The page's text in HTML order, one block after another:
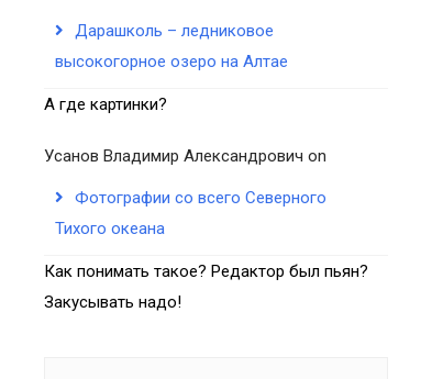
Дарашколь – ледниковое
высокогорное озеро на Алтае
А где картинки?
Усанов Владимир Александрович on
Фотографии со всего Северного
Тихого океана
Как понимать такое? Редактор был пьян?
Закусывать надо!